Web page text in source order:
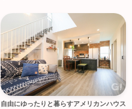
自由にゆったりと暮らすアメリカンハウス